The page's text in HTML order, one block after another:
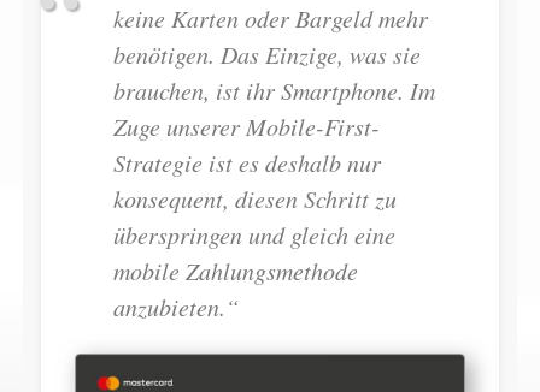
keine Karten oder Bargeld mehr
benötigen. Das Einzige, was sie
brauchen, ist ihr Smartphone. Im
Zuge unserer Mobile-First-
Strategie ist es deshalb nur
konsequent, diesen Schritt zu
überspringen und gleich eine
mobile Zahlungsmethode
anzubieten.“